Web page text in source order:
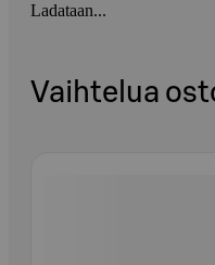
Ladataan...
Vaihtelua